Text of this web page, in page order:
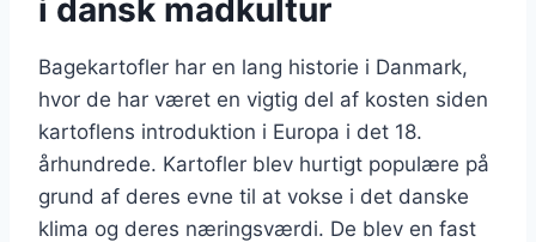
i dansk madkultur
Bagekartofler har en lang historie i Danmark,
hvor de har været en vigtig del af kosten siden
kartoflens introduktion i Europa i det 18.
århundrede. Kartofler blev hurtigt populære på
grund af deres evne til at vokse i det danske
klima og deres næringsværdi. De blev en fast